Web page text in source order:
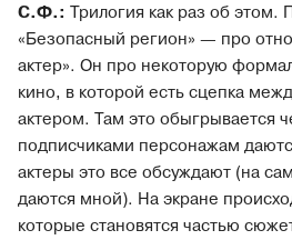
С.Ф.: Трилогия как раз об
«Безопасный регион» — про
актер». Он про некоторую
кино, в которой есть сцепка
актером. Там это обыгрывается
подписчиками персонажам
актеры это все обсуждают (на
даются мной). На экране
которые становятся частью